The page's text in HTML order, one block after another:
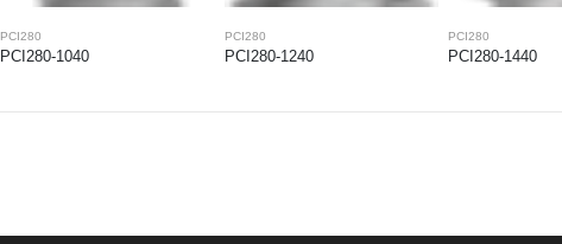
PCI280
PCI280-1040
PCI280
PCI280-1240
PCI280
PCI280-1440